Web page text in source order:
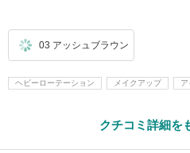
03 アッシュブラウン
ヘビーローテーション メイクアップ
クチコミ詳細を